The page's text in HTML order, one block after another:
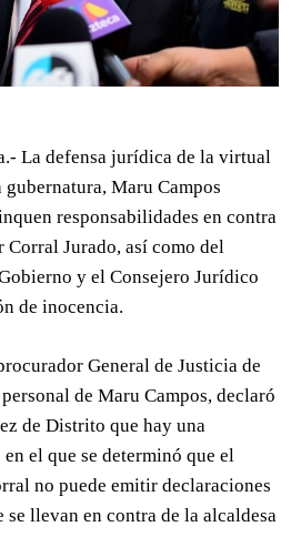
La defensa jurídica de la virtual
Maru Campos
responsabilidades en contra
Corral Jurado, así como del
y el Consejero Jurídico
de inocencia.
General de Justicia de
de Maru Campos, declaró
de Distrito que hay una
el que se determinó que el
no puede emitir declaraciones
se llevan en contra de la alcaldesa